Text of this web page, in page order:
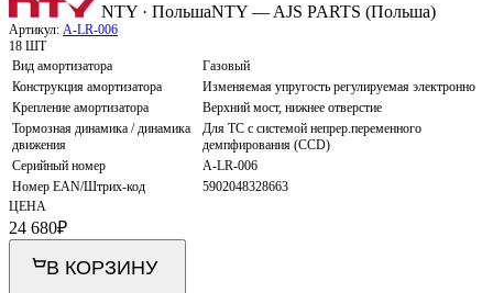
NTY · ПольшаNTY — AJS PARTS (Польша)
Артикул: A-LR-006
18 ШТ
Вид амортизатора
Газовый
Конструкция амортизатора
Изменяемая упругость регулируемая электронно
Крепление амортизатора
Верхний мост, нижнее отверстие
Тормозная динамика / динамика
движения
Для ТС с системой непрер.переменного
демпфирования (CCD)
Серийный номер
A-LR-006
Номер EAN/Штрих-код
5902048328663
ЦЕНА
24 680₽
В КОРЗИНУ